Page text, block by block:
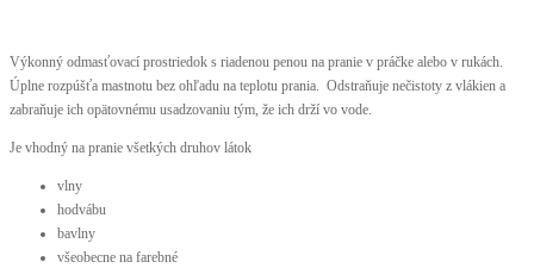
Výkonný odmasťovací prostriedok s riadenou penou na pranie v práčke alebo v rukách.
Úplne rozpúšťa mastnotu bez ohľadu na teplotu prania. Odstraňuje nečistoty z vlákien a
zabraňuje ich opätovnému usadzovaniu tým, že ich drží vo vode.
Je vhodný na pranie všetkých druhov látok
vlny
hodvábu
bavlny
všeobecne na farebné